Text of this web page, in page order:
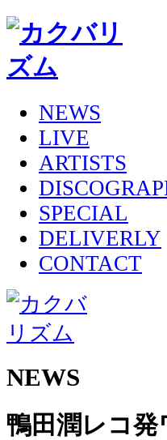
NEWS
LIVE
ARTISTS
SPECIAL
DELIVERLY
CONTACT
NEWS
鴨田潤レコ